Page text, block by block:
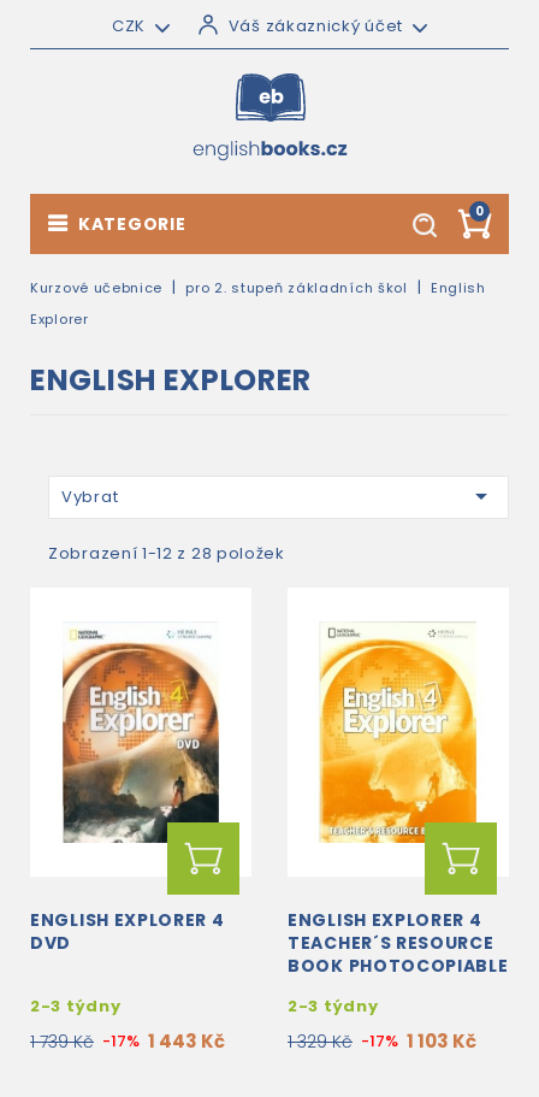
CZK Váš zákaznický účet
0
KATEGORIE
Kurzové učebnice pro 2. stupeň základních škol
English
Explorer
ENGLISH EXPLORER
Vybrat 
Zobrazení 1-12 z 28 položek
ENGLISH EXPLORER 4
DVD
2-3 týdny
1 739 Kč -17% 1 443 Kč
ENGLISH EXPLORER 4
TEACHER´S RESOURCE
BOOK PHOTOCOPIABLE
2-3 týdny
1 329 Kč -17% 1 103 Kč